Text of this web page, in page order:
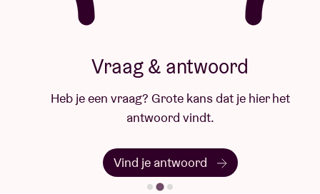
Vraag & antwoord
Heb je een vraag? Grote kans dat je hier het
antwoord vindt.
Vind je antwoord